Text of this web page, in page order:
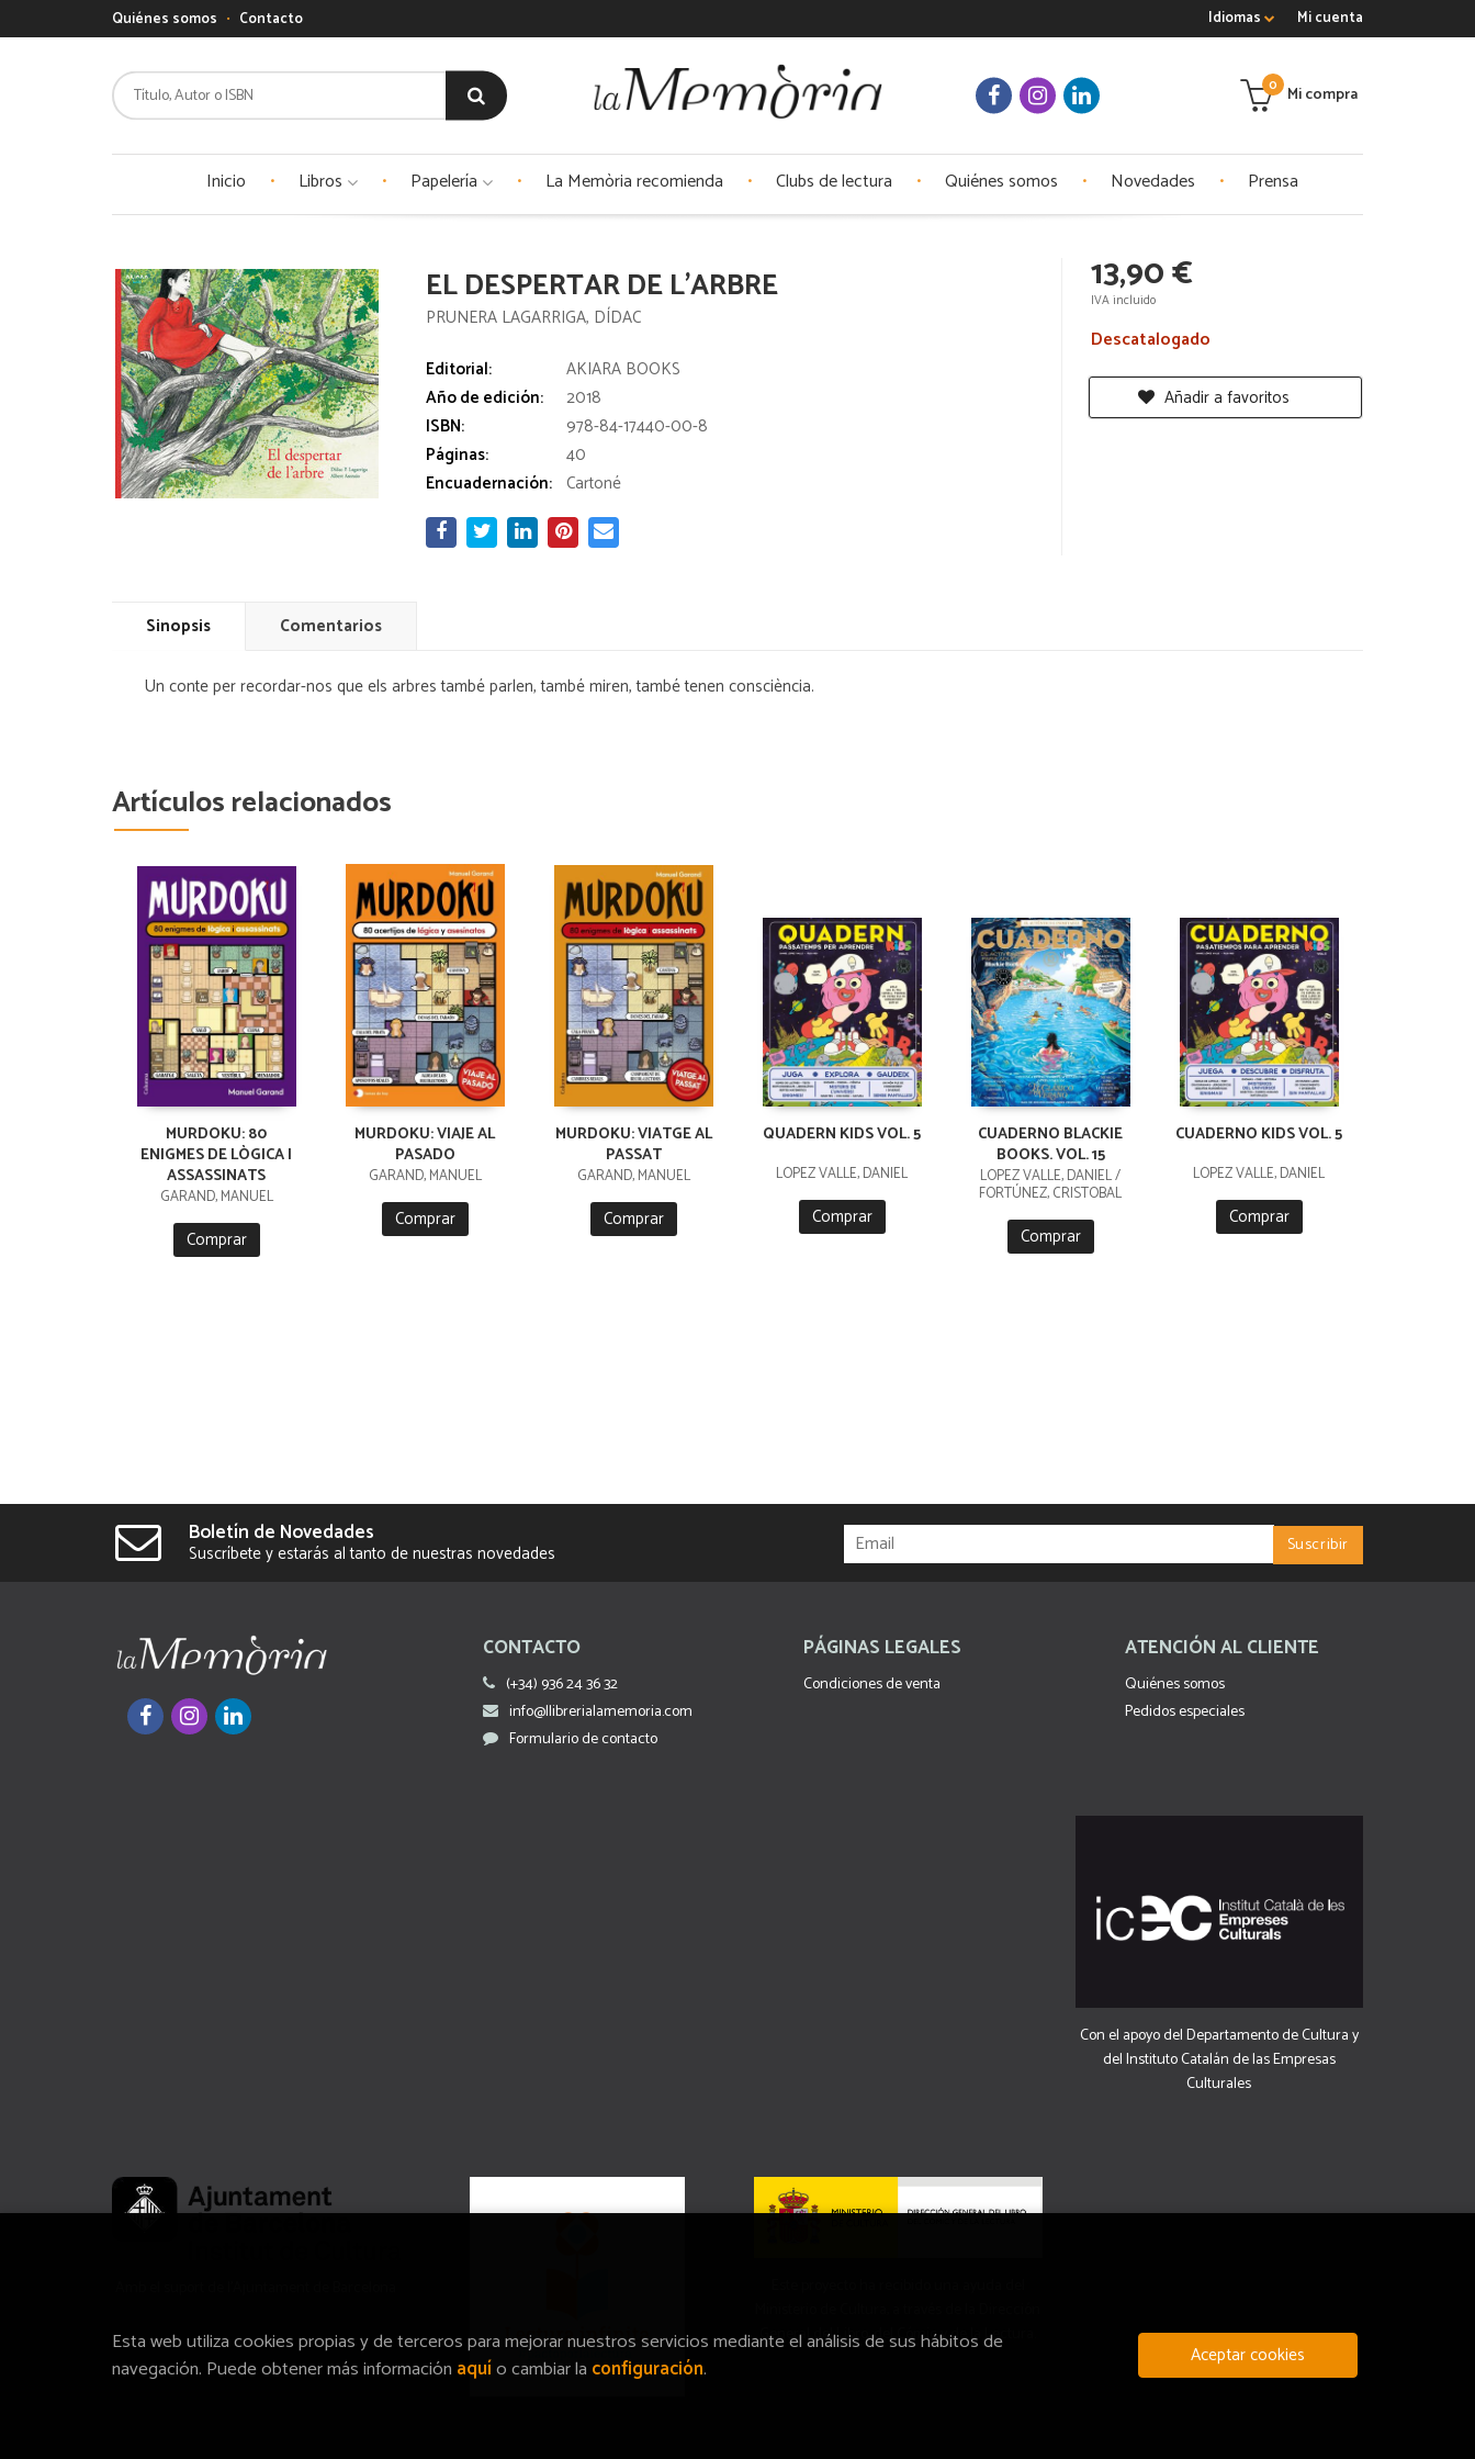
Mi cuenta
Idiomas
Quiénes somos Contacto
Mi compra
0
Inicio Libros Papelería La Memòria recomienda Clubs de lectura Quiénes somos Novedades Prensa
EL DESPERTAR DE L'ARBRE
PRUNERA LAGARRIGA, DÍDAC
Editorial:
AKIARA BOOKS
Año de edición:
2018
ISBN:
978-84-17440-00-8
Páginas:
40
Encuadernación: Cartoné
13,90 €
IVA incluido
Descatalogado
Añadir a favoritos
Sinopsis Comentarios
Un conte per recordar-nos que els arbres també parlen, també miren, també tenen consciència.
Artículos relacionados
MURDOKU: 80
ENIGMES DE LÒGICA I
ASSASSINATS
GARAND, MANUEL
Comprar
MURDOKU: VIAJE AL
PASADO
GARAND, MANUEL
Comprar
MURDOKU: VIATGE AL
PASSAT
GARAND, MANUEL
Comprar
QUADERN KIDS VOL. 5
LÓPEZ VALLE, DANIEL
Comprar
CUADERNO BLACKIE
BOOKS. VOL. 15
LÓPEZ VALLE, DANIEL /
FORTÚNEZ, CRISTOBAL
Comprar
CUADERNO KIDS VOL. 5
LÓPEZ VALLE, DANIEL
Comprar
Boletín de Novedades
Suscríbete y estarás al tanto de nuestras novedades
CONTACTO
(+34) 936 24 36 32
info@llibrerialamemoria.com
Formulario de contacto
PÁGINAS LEGALES
Condiciones de venta
ATENCIÓN AL CLIENTE
Quiénes somos
Pedidos especiales
Con el apoyo del Departamento de Cultura y
del Instituto Catalán de las Empresas
Culturales
General del Libro, del Cómic y de la Lectura.
Esta web utiliza cookies propias y de terceros para mejorar nuestros servicios mediante el análisis de sus hábitos de
navegación. Puede obtener más información aquío cambiar la configuración. Aceptar cookies